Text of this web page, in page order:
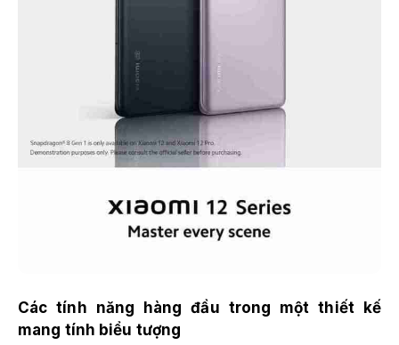
Các tính năng hàng đầu trong một thiết kế
mang tính biểu tượng